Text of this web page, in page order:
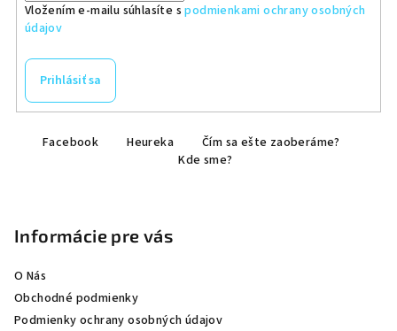
Vložením e-mailu súhlasíte spodmienkami ochrany osobných
údajov
Prihlásiť sa
Facebook Heureka
Čím sa ešte zaoberáme?
Kde sme?
Informácie pre vás
O Nás
Obchodné podmienky
Podmienky ochrany osobných údajov